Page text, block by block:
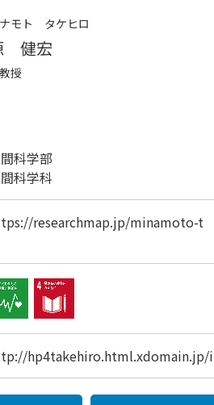
モト タケヒロ
健宏
授
科学部
科学科
researchmap.jp/minamoto-t
hp4takehiro.html.xdomain.jp/